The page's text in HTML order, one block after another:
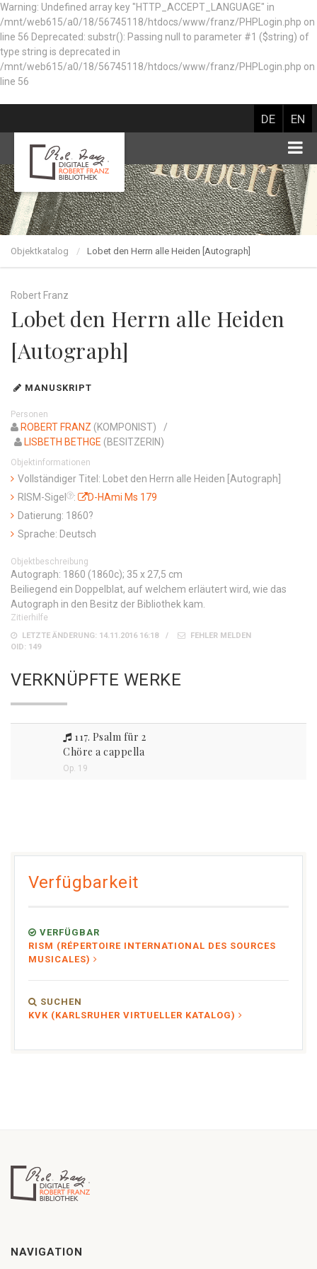
Warning: Undefined array key "HTTP_ACCEPT_LANGUAGE" in
/mnt/web615/a0/18/56745118/htdocs/www/franz/PHPLogin.php on
line 56 Deprecated: substr(): Passing null to parameter #1 ($string) of
type string is deprecated in
/mnt/web615/a0/18/56745118/htdocs/www/franz/PHPLogin.php on
line 56
DE EN
Objektkatalog Lobet den Herrn alle Heiden [Autograph]
Robert Franz
Lobet den Herrn alle Heiden
[Autograph]
MANUSKRIPT
Personen
ROBERT FRANZ (KOMPONIST)
LISBETH BETHGE (BESITZERIN)
Objektinformationen
Vollständiger Titel: Lobet den Herrn alle Heiden [Autograph]
RISM-Sigel
:
D-HAmi Ms 179
Datierung: 1860?
Sprache: Deutsch
Objektbeschreibung
Autograph: 1860 (1860c); 35 x 27,5 cm
Beiliegend ein Doppelblat, auf welchem erläutert wird, wie das
Autograph in den Besitz der Bibliothek kam.
Zitierhilfe
LETZTE ÄNDERUNG: 14.11.2016 16:18
FEHLER MELDEN
OID: 149
VERKNÜPFTE WERKE
117. Psalm für 2
Chöre a cappella
Op. 19
Verfügbarkeit
VERFÜGBAR
RISM (RÉPERTOIRE INTERNATIONAL DES SOURCES
MUSICALES)
SUCHEN
KVK (KARLSRUHER VIRTUELLER KATALOG)
NAVIGATION